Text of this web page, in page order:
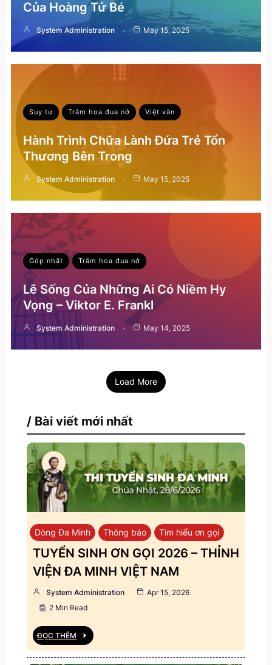
Của Hoàng Tử Bé
System Administration May 15, 2025
Suy tư Trăm hoa đua nở Việt văn
Hành Trình Chữa Lành Đứa Trẻ Tổn
Thương Bên Trong
System Administration May 15, 2025
Góp nhặt Trăm hoa đua nở
Lẽ Sống Của Những Ai Có Niềm Hy
Vọng – Viktor E. Frankl
System Administration May 14, 2025
Load More
/ Bài viết mới nhất
Dòng Đa Minh Thông báo Tìm hiểu ơn gọi
TUYỂN SINH ƠN GỌI 2026 – THỈNH
VIỆN ĐA MINH VIỆT NAM
System Administration
Apr 15, 2026
2 Min Read
ĐỌC THÊM